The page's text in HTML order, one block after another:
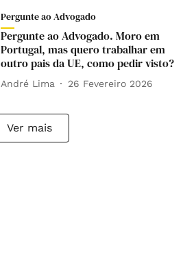
Pergunte ao Advogado
Pergunte ao Advogado. Moro em
Portugal, mas quero trabalhar em
outro pais da UE, como pedir visto?
André Lima 26 Fevereiro 2026
Ver mais